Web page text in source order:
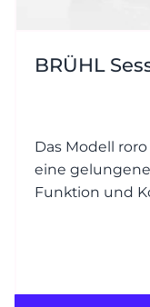
BRÜHL
Das Modell
eine
Funktion und
um eine
ergänzt –